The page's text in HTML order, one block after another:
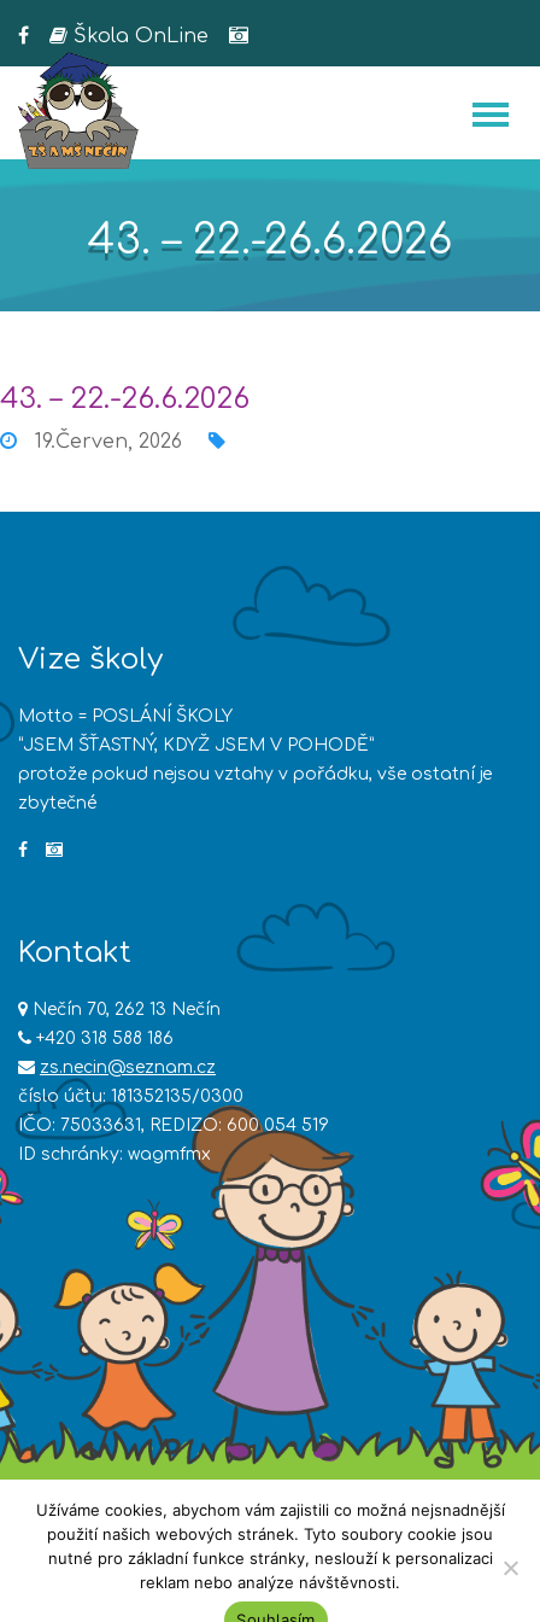
Škola OnLine
43. – 22.-26.6.2026
43. – 22.-26.6.2026
19.Červen, 2026
Vize školy
Motto = POSLÁNÍ ŠKOLY
“JSEM ŠŤASTNÝ, KDYŽ JSEM V POHODĚ”
protože pokud nejsou vztahy v pořádku, vše ostatní je
zbytečné
Kontakt
Nečín 70, 262 13 Nečín
+420 318 588 186
zs.necin@seznam.cz
číslo účtu: 181352135/0300
IČO: 75033631, REDIZO: 600 054 519
ID schránky: wagmfmx
Všechna práva vyhrazena. Copyright © 2019 ZŠ
Užíváme cookies, abychom vám zajistili co možná nejsnadnější
použití našich webových stránek. Tyto soubory cookie jsou
nutné pro základní funkce stránky, neslouží k personalizaci
reklam nebo analýze návštěvnosti.